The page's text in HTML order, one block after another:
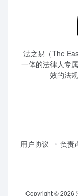
法之易（The
一体的法律人专
效的法
用户协议 负责
Copyright © 2026